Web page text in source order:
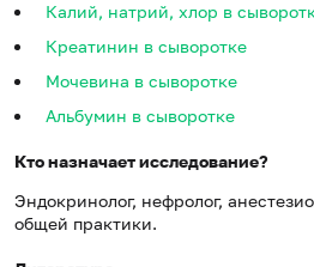
Калий, натрий, хлор в
Креатинин в сыворотке
Мочевина в сыворотке
Альбумин в сыворотке
Кто назначает исследование?
Эндокринолог, нефролог,
общей практики.